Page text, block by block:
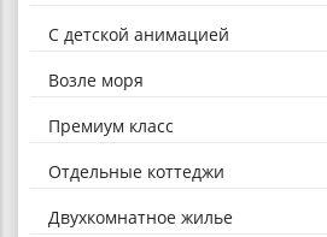
С детской анимацией
Возле моря
Премиум класс
Отдельные коттеджи
Двухкомнатное жилье